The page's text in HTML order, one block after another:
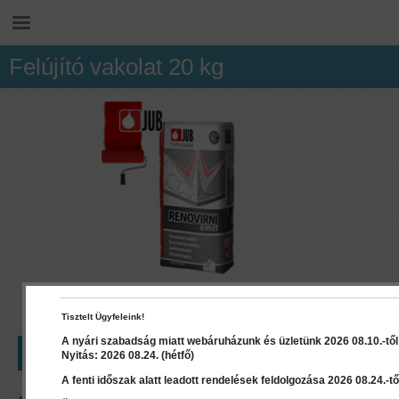
Felújító vakolat 20 kg
LEÍRÁS RÉSZLETEK DOKUMENTUMOK
Tisztelt Ügyfeleink!
A nyári szabadság miatt webáruházunk és üzletünk 2026 08.10.-
Nyitás: 2026 08.24. (hétfő)
A fenti időszak alatt leadott rendelések feldolgozása 2026 08.24.-